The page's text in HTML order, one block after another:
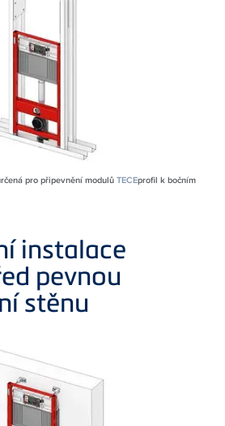
pro připevnění modulůTECEprofil k bočním
instalace
pevnou
stěnu